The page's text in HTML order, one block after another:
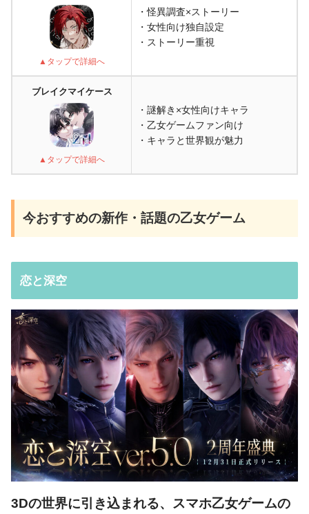
▲タップで詳細へ
・怪異調査×ストーリー
・女性向け独自設定
・ストーリー重視
ブレイクマイケース
▲タップで詳細へ
・謎解き×女性向けキャラ
・乙女ゲームファン向け
・キャラと世界観が魅力
今おすすめの新作・話題の乙女ゲーム
恋と深空
3Dの世界に引き込まれる、スマホ乙女ゲームの